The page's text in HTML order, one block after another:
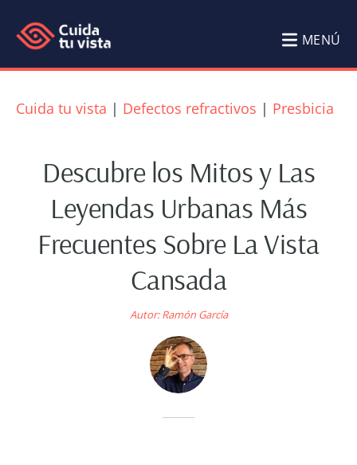
al
contenido
al
pie
página
Cuida
tu
de
Cuida
vista
MENÚ
Cuida tu vista | Defectos refractivos | Presbicia
Descubre los Mitos y Las
Leyendas Urbanas Más
Frecuentes Sobre La Vista
Cansada
Autor:Ramón García